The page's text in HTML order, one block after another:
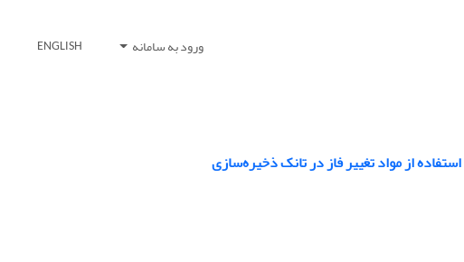
ورود به سامانه ENGLISH
از مواد تغییر فاز در تانک ذخیره‌سازی